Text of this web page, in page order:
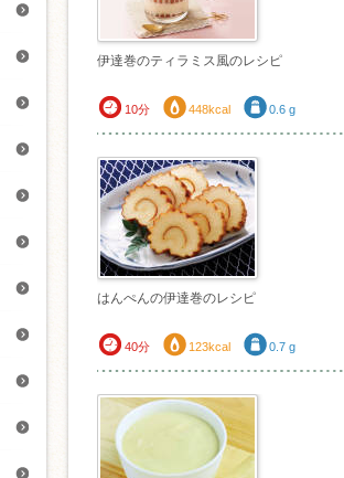
伊達巻のティラミス風のレシピ
10分 448kcal 0.6 g
はんぺんの伊達巻のレシピ
40分 123kcal 0.7 g